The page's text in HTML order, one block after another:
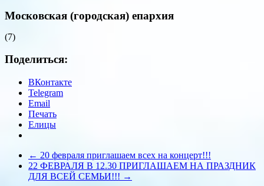
Московская (городская) епархия
(7)
Поделиться:
ВКонтакте
Telegram
Email
Печать
Елицы
← 20 февраля приглашаем всех на концерт!!!
22 ФЕВРАЛЯ В 12.30 ПРИГЛАШАЕМ НА ПРАЗДНИК
ДЛЯ ВСЕЙ СЕМЬИ!!! →